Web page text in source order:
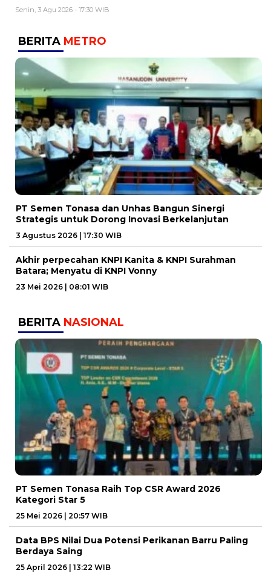
Senin, 3 Agu 2026 - 17:30 WIB
BERITA METRO
PT Semen Tonasa dan Unhas Bangun Sinergi
Strategis untuk Dorong Inovasi Berkelanjutan
3 Agustus 2026 | 17:30 WIB
Akhir perpecahan KNPI Kanita & KNPI Surahman
Batara; Menyatu di KNPI Vonny
23 Mei 2026 | 08:01 WIB
BERITA NASIONAL
PT Semen Tonasa Raih Top CSR Award 2026
Kategori Star 5
25 Mei 2026 | 20:57 WIB
Data BPS Nilai Dua Potensi Perikanan Barru Paling
Berdaya Saing
25 April 2026 | 13:22 WIB